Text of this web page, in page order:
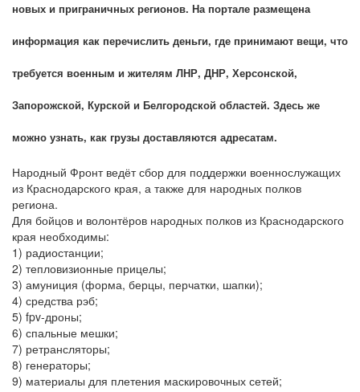
новых и приграничных регионов. На портале размещена
информация как перечислить деньги, где принимают вещи, что
требуется военным и жителям ЛНР, ДНР, Херсонской,
Запорожской, Курской и Белгородской областей. Здесь же
можно узнать, как грузы доставляются адресатам.
Народный Фронт ведёт сбор для поддержки военнослужащих
из Краснодарского края, а также для народных полков
региона.
Для бойцов и волонтёров народных полков из Краснодарского
края необходимы:
1) радиостанции;
2) тепловизионные прицелы;
3) амуниция (форма, берцы, перчатки, шапки);
4) средства рэб;
5) fpv-дроны;
6) спальные мешки;
7) ретрансляторы;
8) генераторы;
9) материалы для плетения маскировочных сетей;